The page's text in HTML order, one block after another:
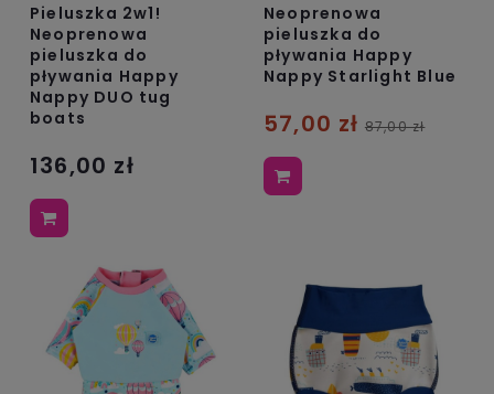
Pieluszka 2w1!
Neoprenowa
pieluszka do
pływania Happy
Nappy DUO tug
boats
136,00 zł
Neoprenowa
pieluszka do
pływania Happy
Nappy Starlight Blue
57,00 zł 87,00 zł